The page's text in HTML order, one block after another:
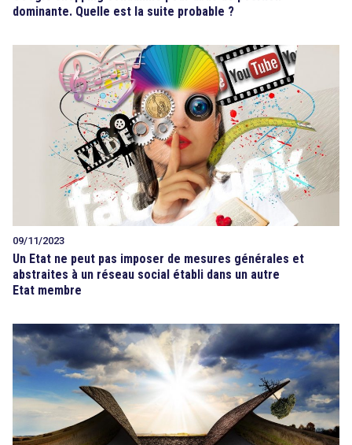
dominante. Quelle est la suite probable ?
09/11/2023
Un Etat ne peut pas imposer de mesures générales et
abstraites à un réseau social établi dans un autre
Etat membre